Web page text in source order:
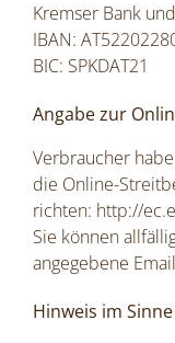
Kremser Bank
IBAN:
BIC: SPKDAT21
Angabe zur
Verbraucher
die Online-
richten: http://
Sie können
angegebene
Hinweis im